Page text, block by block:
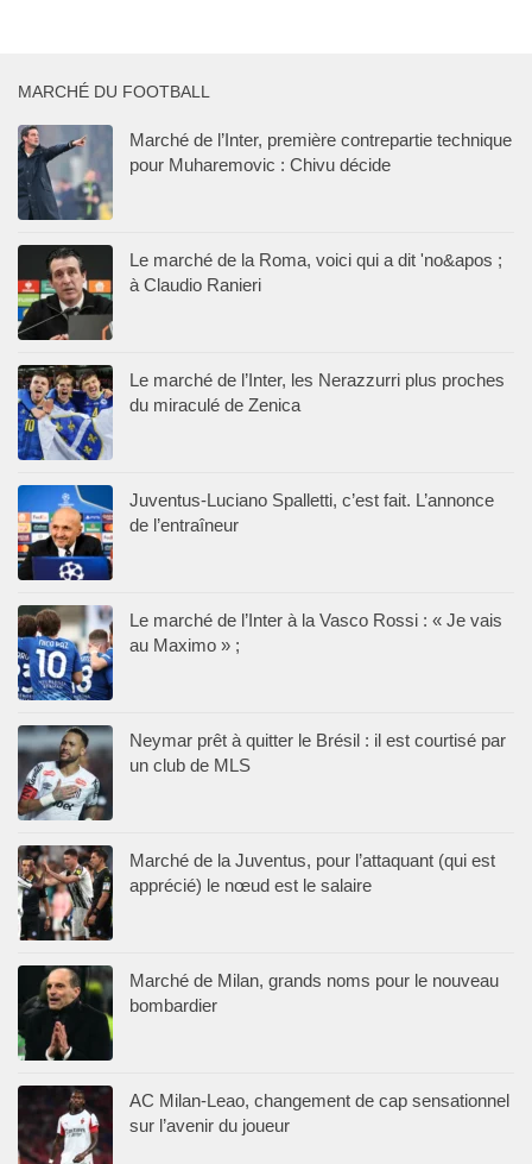
MARCHÉ DU FOOTBALL
Marché de l’Inter, première contrepartie technique
pour Muharemovic : Chivu décide
Le marché de la Roma, voici qui a dit 'no&apos ;
à Claudio Ranieri
Le marché de l’Inter, les Nerazzurri plus proches
du miraculé de Zenica
Juventus-Luciano Spalletti, c’est fait. L’annonce
de l’entraîneur
Le marché de l’Inter à la Vasco Rossi : « Je vais
au Maximo » ;
Neymar prêt à quitter le Brésil : il est courtisé par
un club de MLS
Marché de la Juventus, pour l’attaquant (qui est
apprécié) le nœud est le salaire
Marché de Milan, grands noms pour le nouveau
bombardier
AC Milan-Leao, changement de cap sensationnel
sur l’avenir du joueur